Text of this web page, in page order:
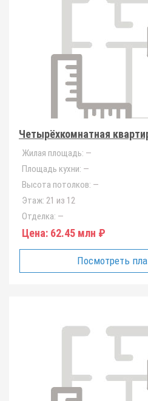
Четырёхкомнатная
Жилая площадь: —
Площадь кухни: —
Высота потолков: —
Этаж: 21 из 12
Отделка: —
Цена: 62.45 млн ₽
Посмотреть